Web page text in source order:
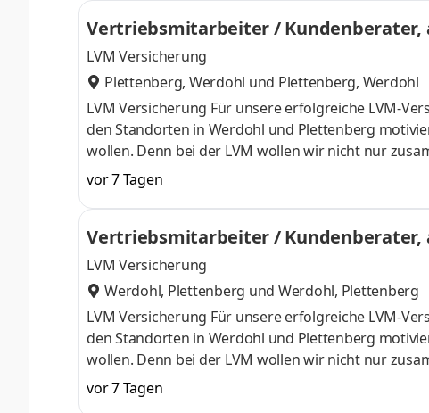
Vertriebsmitarbeiter /
LVM Versicherung
Plettenberg, Werdohl und Plettenberg, Werdohl
LVM Versicherung Für unsere erfolgreiche LVM-
den Standorten in Werdohl und Plettenberg
wollen. Denn bei der LVM wollen wir nicht nur
Kommunikationsstarken, kundenorientierten
Vertriebsmitarbeiter / Kundenberater, gerne auch
Ansprechpartner, Vertrauensperson und
ganzheitlich.Sie vermitteln die leistungsstarken
vor 7 Tagen
Vertriebsmitarbeiter /
LVM Versicherung
Werdohl, Plettenberg und Werdohl, Plettenberg
LVM Versicherung Für unsere erfolgreiche LVM-
den Standorten in Werdohl und Plettenberg
wollen. Denn bei der LVM wollen wir nicht nur
Kommunikationsstarken, kundenorientierten
Vertriebsmitarbeiter / Kundenberater, gerne auch
vor 7 Tagen